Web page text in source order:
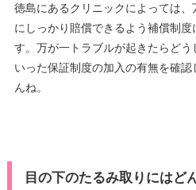
徳島にあるクリニックによっては
にしっかり賠償できるよう補償制
す。万が一トラブルが起きたらど
いった保証制度の加入の有無を確
んね。
目の下のたるみ取りにはど